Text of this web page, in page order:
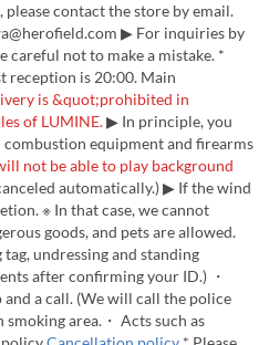
contact the store by email.
▶ For inquiries by
careful not to make a mistake. *
reception is 20:00. Main
is &quot;prohibited in
of LUMINE.▶ In principle, you
equipment and firearms
not be able to play background
automatically.) ▶ If the wind
※ In that case, we cannot
goods, and pets are allowed.
undressing and standing
after confirming your ID.) ・
a call. (We will call the police
area.・ Acts such as